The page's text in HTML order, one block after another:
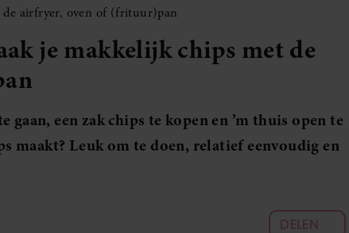
de airfryer, oven of (frituur)pan
je makkelijk chips met de
een zak chips te kopen en ’m thuis open te
maakt? Leuk om te doen, relatief eenvoudig en
DELEN